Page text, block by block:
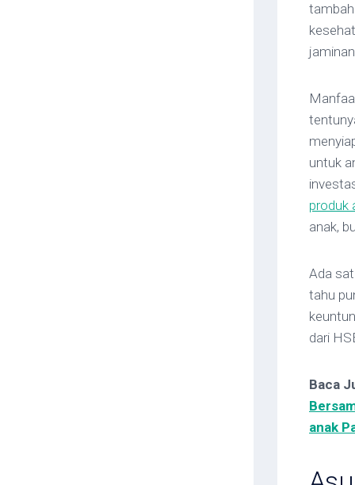
untuk
produk
anak,
Ada
tahu
dari
Baca
anak